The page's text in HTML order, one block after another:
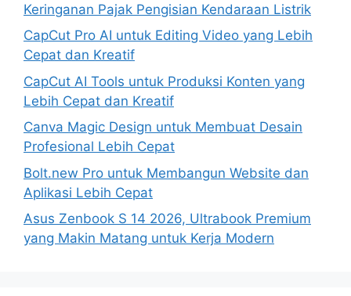
Keringanan Pajak Pengisian Kendaraan Listrik
CapCut Pro AI untuk Editing Video yang Lebih
Cepat dan Kreatif
CapCut AI Tools untuk Produksi Konten yang
Lebih Cepat dan Kreatif
Canva Magic Design untuk Membuat Desain
Profesional Lebih Cepat
Bolt.new Pro untuk Membangun Website dan
Aplikasi Lebih Cepat
Asus Zenbook S 14 2026, Ultrabook Premium
yang Makin Matang untuk Kerja Modern